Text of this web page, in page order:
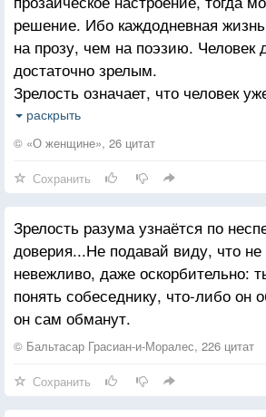
решение. Ибо каждодневная
на прозу, чем на поэзию. Человек
достаточно зрелым.
Зрелость означает, что человек
романтически настроенный
относится к жизни, он берет на себя
которые могут появиться в
Человек принимает все эти
решается связать жизнь с другой
Человек не надеется, что впереди
только рай и розы. Он не питает
надежд, он знает, что жизнь
из серых будней. Будут и розы, но
будет и немало шипов.
раскрыть
© «О женщине», 26 цитат
Сохранить
Зрелость разума узнаётся по
доверия...Не подавай виду, что
невежливо, даже оскорбительно:
понять собеседнику, что-либо он
он сам обманут.
© Бальтасар Грасиан-и-Моралес, 226 цитат
Сохранить